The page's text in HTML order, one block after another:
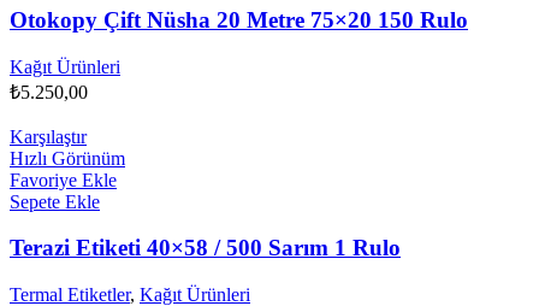
Otokopy Çift Nüsha 20 Metre 75×20 150 Rulo
Kağıt Ürünleri
₺5.250,00
Karşılaştır
Hızlı Görünüm
Favoriye Ekle
Sepete Ekle
Terazi Etiketi 40×58 / 500 Sarım 1 Rulo
Termal Etiketler, Kağıt Ürünleri